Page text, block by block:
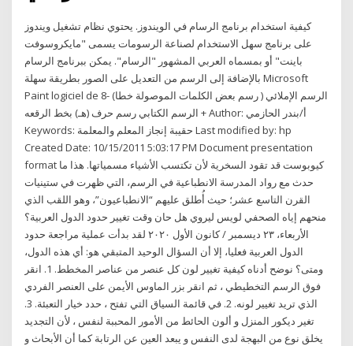
كيفية استخدام برنامج الرسام في الويندوز. يحتوي نظام تشغيل ويندوز
على برنامج سهل الاستخدام لصناعة الرسومات يسمى "مايكروسوفت
باينت" أو بمسماه العربي المشهور "الرسام". يمكن ببرنامج الرسام
بالإضافة إلى الرسم من التعديل على الصور بطريقة سهلة Microsoft
Paint logiciel de 8- الرسم الإملائي ( رسم بعض الكلمات الموصولة خطا)
+ الرسم الكتابي رسم حرف (هـ) بخط الرقعه Author: أ/بندر الحازمي
Keywords: حقيبة إنجاز المعلم والمعلمة Last modified by: hp
Created Date: 10/15/2011 5:03:17 PM Document presentation
format كيوبوست قد تقود السخرية لأن تكتسب الأشياء مسمياتها. هذا ما
حدث مع رواد المدرسة الانطباعية في الرسم، التي ظهرت في ستينيات
القرن التاسع عشر؛ حيث أُطلق عليهم “الانطباعيون”، وهو اللقب الذي
منحهم إياه الصحفي لويس ليروي هل حان وقت تغيير حدود الدول العربية؟
الأربعاء، ٢٣ ديسمبر / كانون الأول ٢٠٢٠ لقد بدأت عملية مراجعة حدود
الدول العربية فعليا، إلا أن السؤال الوحيد المتبقي هو: أي هذه الدول،
ومتى؟ نوضح أدناه كيفية تغيير لون كل عنصر من عناصر المخطط. 1. انقر
فوق الرسم التخطيطي ، ثم انقر بزر الماوس الأيمن على العنصر الفردي
الذي تريد تغيير لونه. 2. في قائمة السياق التي تفتح ، حدد خيار التعبئة. 3.
تغير ديكور المنزل و ألون الحائط من الأمور المحببة لنفس ، لأن التجديد
يخلق نوع من البهجة لدى النفس و يبعد العين عن الرتابة كما أن الأبحاث و